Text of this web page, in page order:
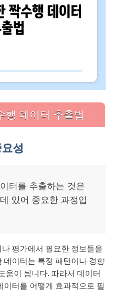
행 데이터 추출법
성
터를 추출하는 것은
있어 중요한 과정입
평가에서 필요한 정보들을
데이터는 특정 패턴이나 경향
움이 됩니다. 따라서 데이터
이터를 어떻게 효과적으로 필